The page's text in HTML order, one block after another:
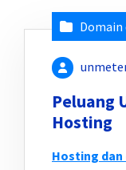
Peluang
Hosting
Hosting dan